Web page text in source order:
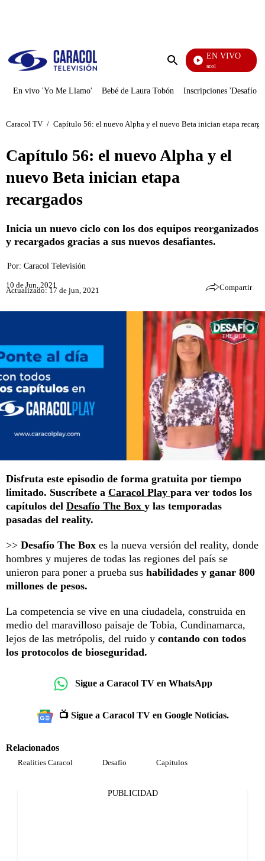
Enviar
EN VIVO
Noticias Caracol
En vivo 'Yo Me Llamo' Bebé de Laura Tobón Inscripciones 'Desafío'
Caracol TV / Capítulo 56: el nuevo Alpha y el nuevo Beta inician etapa
Capítulo 56: el nuevo Alpha y el
nuevo Beta inician etapa
recargados
Inicia un nuevo ciclo con los dos equipos reorganizados
y recargados gracias a sus nuevos desafiantes.
Por: Caracol Televisión
10 de Jun, 2021
Actualizado: 17 de jun, 2021 Compartir
Disfruta este episodio de forma gratuita por tiempo
limitado. Suscríbete a Caracol Play para ver todos los
capítulos del Desafío The Box y las temporadas
pasadas del reality.
>> Desafío The Box es la nueva versión del reality, donde
hombres y mujeres de todas las regiones del país se
unieron para poner a prueba sus habilidades y ganar 800
millones de pesos.
La competencia se vive en una ciudadela, construida en
medio del maravilloso paisaje de Tobia, Cundinamarca,
lejos de las metrópolis, del ruido y contando con todos
los protocolos de bioseguridad.
Sigue a Caracol TV en WhatsApp
📺 Sigue a Caracol TV en Google Noticias.
Relacionados
Realities Caracol Desafío Capítulos
PUBLICIDAD